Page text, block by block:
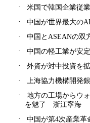
·
米国で韓国企業従
·
中国が世界最大の
·
中国とASEANの双
·
中国の軽工業が安
·
外資が対中投資を
·
上海協力機構開発
·
地方の工場からウ
を魅了 浙江寧海
·
中国が第4次産業